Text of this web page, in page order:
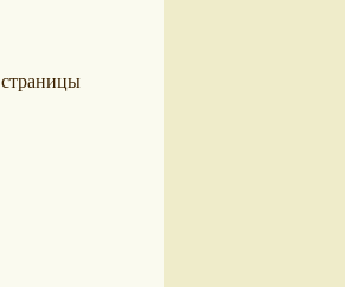
страницы